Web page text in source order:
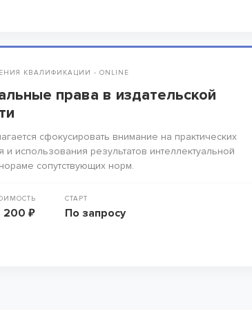
КВАЛИФИКАЦИИ - ONLINE
права в издательской
сфокусировать внимание на практических
и использования результатов интеллектуальной
сопутствующих норм.
200 ₽
СТАРТ
По запросу